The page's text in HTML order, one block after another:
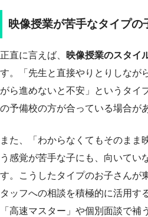
映像授業が苦手なタイプの
正直に言えば、 映像授業のスタイ
す。「先生と直接やりとりしなが
がら進めないと不安」というタイ
の予備校の方が合っている場合が
また、「わからなくてもそのまま
う感覚が苦手な子にも、向いてい
す。こうしたタイプのお子さんが
タッフへの相談を積極的に活用す
「高速マスター」や個別面談で補